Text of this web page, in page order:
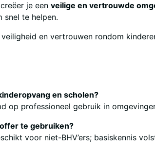
creëer je een veilige en vertrouwde
snel te helpen.
en vertrouwen rondom
en scholen?
op professioneel gebruik in
te gebruiken?
voor niet-BHV’ers; basiskennis